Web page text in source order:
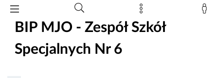
BIP MJO - Zespół Szkół
Specjalnych Nr 6